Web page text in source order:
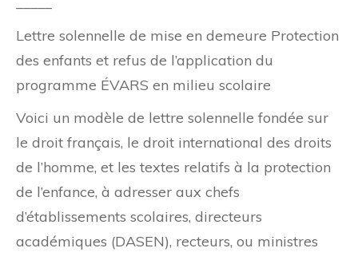
Lettre solennelle de mise en demeure Protection
des enfants et refus de l’application du
programme ÉVARS en milieu scolaire
Voici un modèle de lettre solennelle fondée sur
le droit français, le droit international des droits
de l’homme, et les textes relatifs à la protection
de l’enfance, à adresser aux chefs
d’établissements scolaires, directeurs
académiques (DASEN), recteurs, ou ministres